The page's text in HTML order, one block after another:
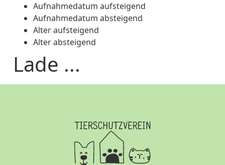
Aufnahmedatum aufsteigend
Aufnahmedatum absteigend
Alter aufsteigend
Alter absteigend
Lade ...